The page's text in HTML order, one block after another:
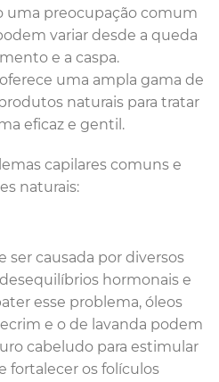
uma preocupação comum
variar desde a queda
e a caspa.
uma ampla gama de
naturais para tratar
eficaz e gentil.
capilares comuns e
naturais:
ser causada por diversos
hormonais e
esse problema, óleos
e o de lavanda podem
cabeludo para estimular
fortalecer os folículos